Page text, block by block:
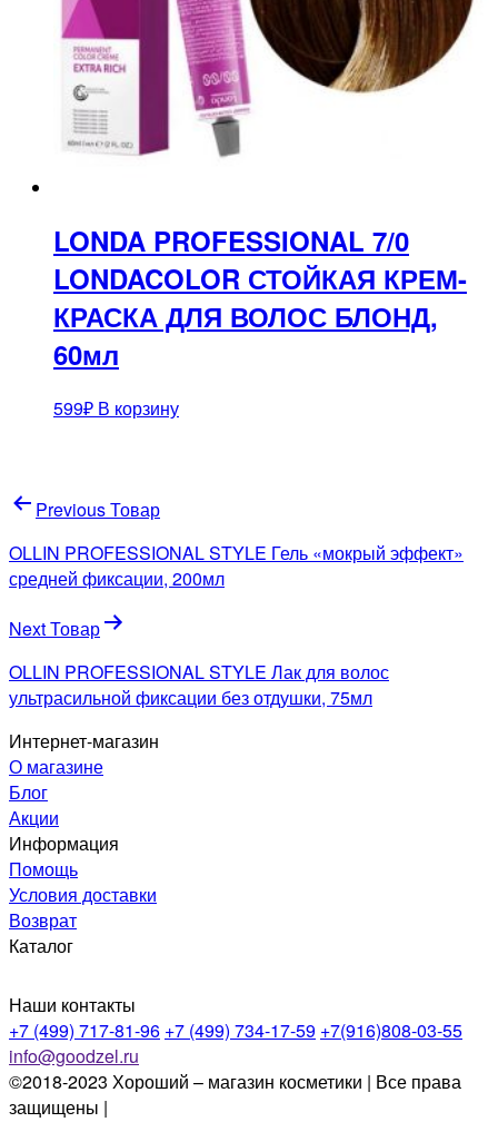
LONDA PROFESSIONAL 7/0
LONDACOLOR СТОЙКАЯ КРЕМ-
КРАСКА ДЛЯ ВОЛОС БЛОНД,
60мл
599₽ В корзину
Навигация
по
записям
Previous Товар
OLLIN PROFESSIONAL STYLE Гель «мокрый эффект»
средней фиксации, 200мл
Next Товар
OLLIN PROFESSIONAL STYLE Лак для волос
ультрасильной фиксации без отдушки, 75мл
Интернет-магазин
О магазине
Блог
Акции
Информация
Помощь
Условия доставки
Возврат
Каталог
Наши контакты
+7 (499) 717-81-96 +7 (499) 734-17-59 +7(916)808-03-55
info@goodzel.ru
©2018-2023 Хороший – магазин косметики | Все права
защищены |